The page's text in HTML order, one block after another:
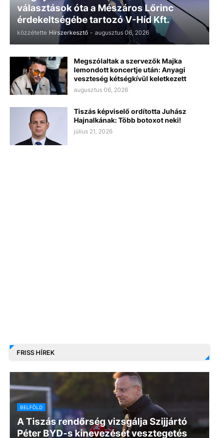
választások óta a Mészáros Lőrinc
érdekeltségébe tartozó V-Híd Kft.
közzétette Hírszerkesztő - augusztus 06, 2026
Megszólaltak a szervezők Majka
lemondott koncertje után: Anyagi
veszteség kétségkívül keletkezett
augusztus 06, 2026
Tiszás képviselő ordította Juhász
Hajnalkának: Több botoxot neki!
július 21, 2026
FRISS HÍREK
BELFÖLD
A Tiszás rendőrség vizsgálja Szijjártó
Péter BYD-s kinevezését vesztegetés